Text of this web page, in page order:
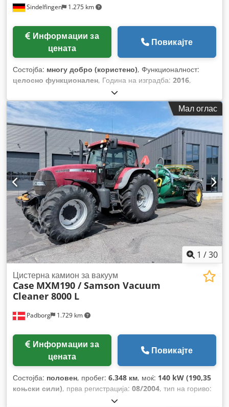
Sindelfingen 1.275 km
цената
Повикајте
Состојба: многу добро (користено), Функционалност:
целосно функционален, Година на изградба: 2016,
Мал оглас
1 /30
Padborg 1.729 km
Цистерна камион за вакуум
Case MXM190 / Samson Vacuum
Cleaner 8000 L
цената
Повикајте
Состојба: половен, пробег: 6.348 км, моќ: 140 kW (190,35
коњски сили), прва регистрација: 08/2004, тип на гориво:
2004